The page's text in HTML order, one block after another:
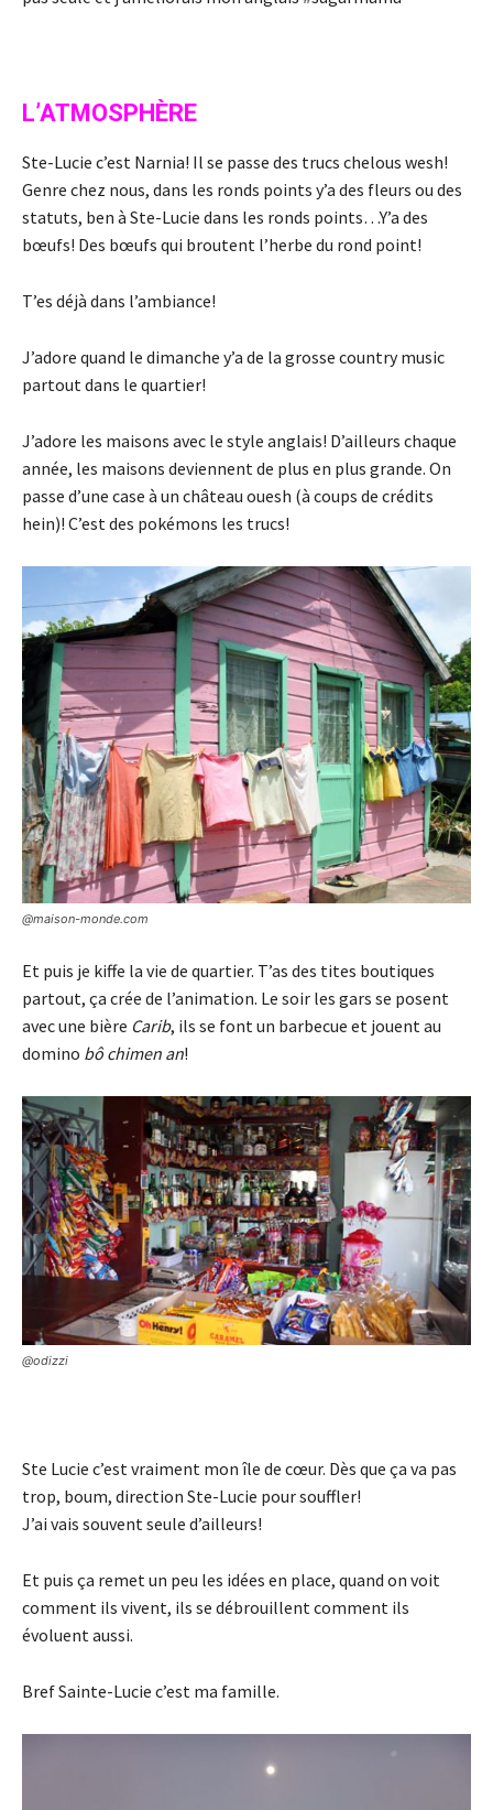
L’ATMOSPHÈRE
Ste-Lucie c’est Narnia! Il se passe des trucs chelous wesh!
Genre chez nous, dans les ronds points y’a des fleurs ou des
statuts, ben à Ste-Lucie dans les ronds points…Y’a des
bœufs! Des bœufs qui broutent l’herbe du rond point!
T’es déjà dans l’ambiance!
J’adore quand le dimanche y’a de la grosse country music
partout dans le quartier!
J’adore les maisons avec le style anglais! D’ailleurs chaque
année, les maisons deviennent de plus en plus grande. On
passe d’une case à un château ouesh (à coups de crédits
hein)! C’est des pokémons les trucs!
@maison-monde.com
Et puis je kiffe la vie de quartier. T’as des tites boutiques
partout, ça crée de l’animation. Le soir les gars se posent
avec une bière Carib, ils se font un barbecue et jouent au
domino bô chimen an!
@odizzi
Ste Lucie c’est vraiment mon île de cœur. Dès que ça va pas
trop, boum, direction Ste-Lucie pour souffler!
J’ai vais souvent seule d’ailleurs!
Et puis ça remet un peu les idées en place, quand on voit
comment ils vivent, ils se débrouillent comment ils
évoluent aussi.
Bref Sainte-Lucie c’est ma famille.